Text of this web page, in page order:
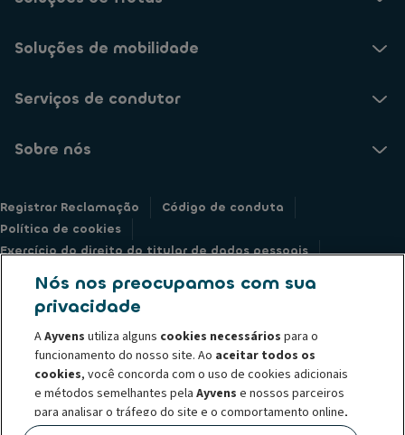
Soluções de mobilidade
Serviços de condutor
Sobre nós
Registrar Reclamação
Código de conduta
Política de cookies
Exercício do direito do titular de dados pessoais
Societe Generale
Whistleblowing
© 2026 O Grupo Ayvens é líder global em mobilidade sustentável, oferece
serviços de locação de longo prazo, assinatura flexíveis, serviços de
Nós nos preocupamos com sua
privacidade
AAyvens utiliza alguns cookies necessários para o
funcionamento do nosso site. Ao aceitar todos os
cookies, você concorda com o uso de cookies adicionais
e métodos semelhantes pelaAyvens e nossos parceiros
para analisar o tráfego do site e o comportamento online,
oferecer recursos de mídia social e personalizar